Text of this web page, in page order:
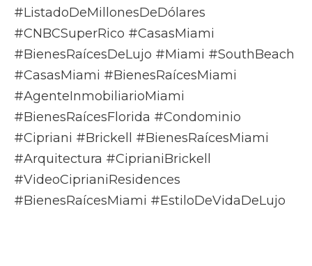
#ListadoDeMillonesDeDólares
#CNBCSuperRico #CasasMiami
#BienesRaícesDeLujo #Miami #SouthBeach
#CasasMiami #BienesRaícesMiami
#AgenteInmobiliarioMiami
#BienesRaícesFlorida #Condominio
#Cipriani #Brickell #BienesRaícesMiami
#Arquitectura #CiprianiBrickell
#VideoCiprianiResidences
#BienesRaícesMiami #EstiloDeVidaDeLujo